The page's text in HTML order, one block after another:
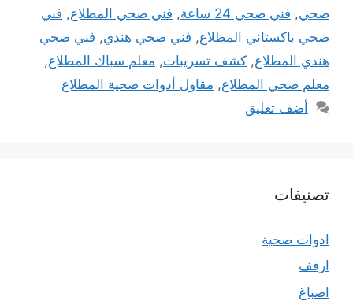
صحي, فني صحي 24 ساعة , فني صحي المطلاع, فني
صحي باكستاني المطلاع, فني صحي هندي, فني صحي
هندي المطلاع, كشف تسريبات, معلم سباك المطلاع,
معلم صحي المطلاع, مقاول أدوات صحية المطلاع
أضف تعليق
تصنيفات
ادوات صحية
ارفف
اصباغ